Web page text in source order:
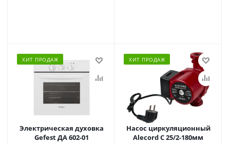
ХИТ ПРОДАЖ
Электрическая духовка
Gefest ДА 602-01
ХИТ ПРОДАЖ
Насос циркуляционный
Alecord C 25/2-180мм